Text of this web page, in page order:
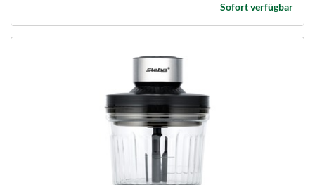
Sofort verfügbar